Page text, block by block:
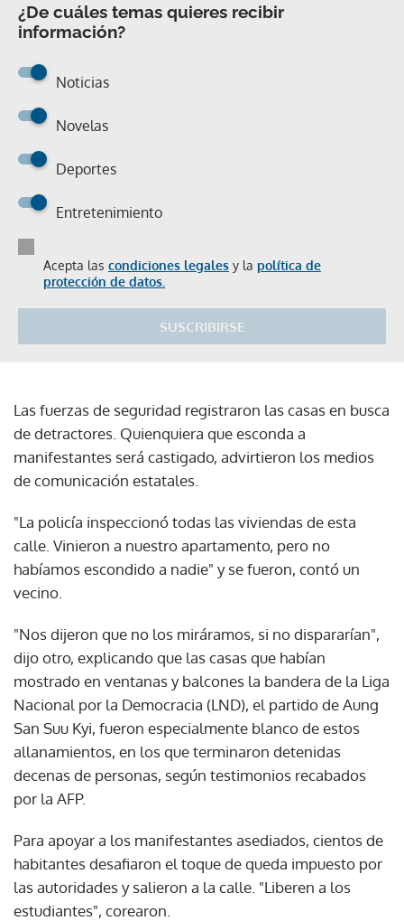
¿De cuáles temas quieres recibir
información?
Noticias
Novelas
Deportes
Entretenimiento
Acepta las condiciones legales y la política de
protección de datos.
SUSCRIBIRSE
Las fuerzas de seguridad registraron las casas en busca
de detractores. Quienquiera que esconda a
manifestantes será castigado, advirtieron los medios
de comunicación estatales.
"La policía inspeccionó todas las viviendas de esta
calle. Vinieron a nuestro apartamento, pero no
habíamos escondido a nadie" y se fueron, contó un
vecino.
"Nos dijeron que no los miráramos, si no dispararían",
dijo otro, explicando que las casas que habían
mostrado en ventanas y balcones la bandera de la Liga
Nacional por la Democracia (LND), el partido de Aung
San Suu Kyi, fueron especialmente blanco de estos
allanamientos, en los que terminaron detenidas
decenas de personas, según testimonios recabados
por la AFP.
Para apoyar a los manifestantes asediados, cientos de
habitantes desafiaron el toque de queda impuesto por
las autoridades y salieron a la calle. "Liberen a los
estudiantes", corearon.